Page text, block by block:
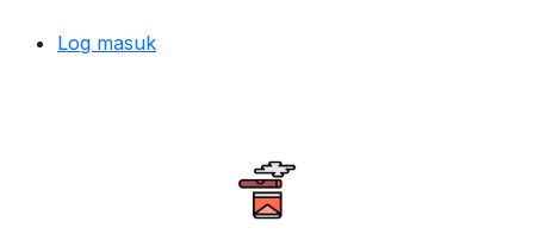
Log masuk